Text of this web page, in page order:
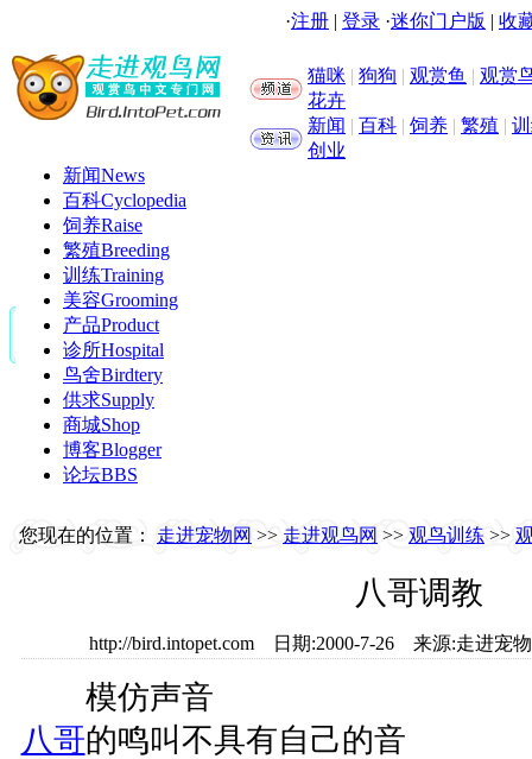
·注册 | 登录 ·迷你门户版 | 收
猫咪 | 狗狗 | 观赏鱼 | 观赏
花卉
新闻 | 百科 | 饲养 | 繁殖 |
创业
新闻News
百科Cyclopedia
饲养Raise
繁殖Breeding
训练Training
美容Grooming
产品Product
诊所Hospital
鸟舍Birdtery
供求Supply
商城Shop
博客Blogger
论坛BBS
您现在的位置： 走进宠物网 >> 走进观鸟网 >> 观鸟训练 >>
八哥调教
http://bird.intopet.com 日期:2000-7-26 来源:走进
模仿声音
八哥的鸣叫不具有自己的音